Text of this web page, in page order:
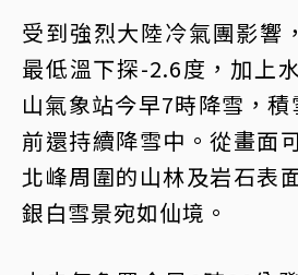
受到強烈大陸冷氣團影響
最低溫下探-2.6度，加上
山氣象站今早7時降雪，
前還持續降雪中。從畫面
北峰周圍的山林及岩石表
銀白雪景宛如仙境。